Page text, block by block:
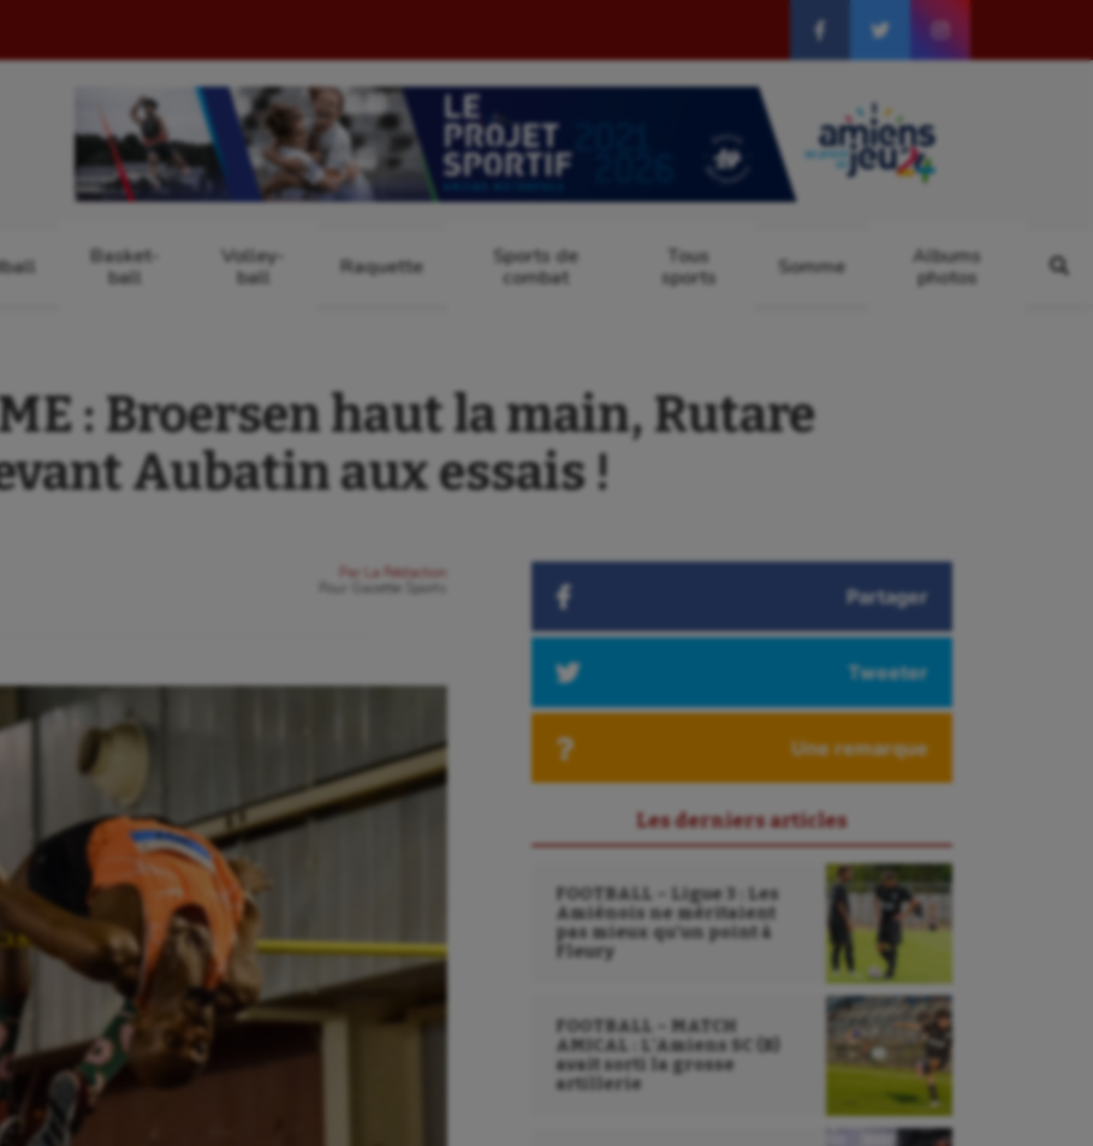
Basket-
ball
Volley-
ball
Raquette
Sports de
combat
Tous
sports
Somme
Albums
photos
: Broersen haut la main, Rutare
Aubatin aux essais !
Par
La Rédaction
Gazette Sports Partager
Tweeter
Une remarque
Les derniers articles
FOOTBALL – Ligue 3 : Les
Amiénois ne méritaient
pas mieux qu’un point à
Fleury
FOOTBALL – MATCH
AMICAL : L’Amiens SC (B)
avait sorti la grosse
artillerie